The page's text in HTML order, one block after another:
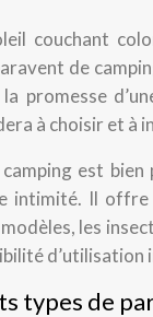
couchant
de
la promesse
à choisir et à
est bien
intimité. Il offre
modèles, les
d’utilisation
types de